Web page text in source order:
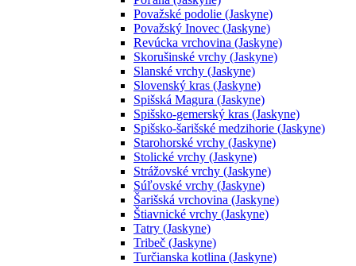
Považské podolie (Jaskyne)
Považský Inovec (Jaskyne)
Revúcka vrchovina (Jaskyne)
Skorušinské vrchy (Jaskyne)
Slanské vrchy (Jaskyne)
Slovenský kras (Jaskyne)
Spišská Magura (Jaskyne)
Spišsko-gemerský kras (Jaskyne)
Spišsko-šarišské medzihorie (Jaskyne)
Starohorské vrchy (Jaskyne)
Stolické vrchy (Jaskyne)
Strážovské vrchy (Jaskyne)
Súľovské vrchy (Jaskyne)
Šarišská vrchovina (Jaskyne)
Štiavnické vrchy (Jaskyne)
Tatry (Jaskyne)
Tribeč (Jaskyne)
Turčianska kotlina (Jaskyne)